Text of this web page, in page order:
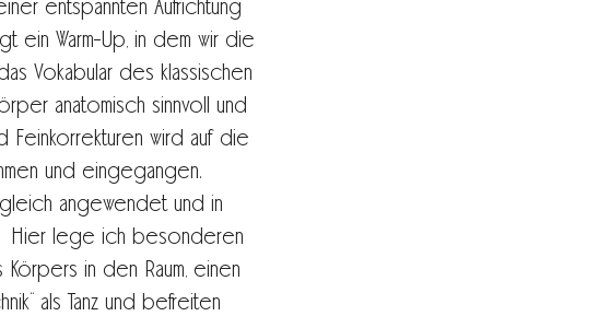
entspannten Aufrichtung
ein Warm-Up, in dem wir die
Vokabular des klassischen
anatomisch sinnvoll und
Feinkorrekturen wird auf die
und eingegangen.
angewendet und in
Hier lege ich besonderen
in den Raum, einen
als Tanz und befreiten